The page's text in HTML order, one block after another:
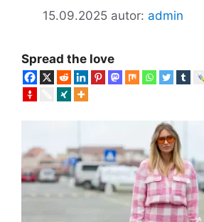
15.09.2025 autor: admin
Spread the love